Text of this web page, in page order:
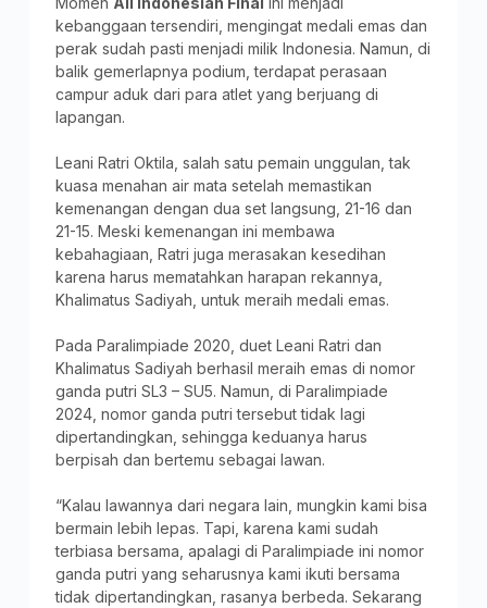
kebanggaan tersendiri, mengingat medali emas dan
perak sudah pasti menjadi milik Indonesia. Namun, di
balik gemerlapnya podium, terdapat perasaan
campur aduk dari para atlet yang berjuang di
lapangan.
Leani Ratri Oktila, salah satu pemain unggulan, tak
kuasa menahan air mata setelah memastikan
kemenangan dengan dua set langsung, 21-16 dan
21-15. Meski kemenangan ini membawa
kebahagiaan, Ratri juga merasakan kesedihan
karena harus mematahkan harapan rekannya,
Khalimatus Sadiyah, untuk meraih medali emas.
Pada Paralimpiade 2020, duet Leani Ratri dan
Khalimatus Sadiyah berhasil meraih emas di nomor
ganda putri SL3 – SU5. Namun, di Paralimpiade
2024, nomor ganda putri tersebut tidak lagi
dipertandingkan, sehingga keduanya harus
berpisah dan bertemu sebagai lawan.
“Kalau lawannya dari negara lain, mungkin kami bisa
bermain lebih lepas. Tapi, karena kami sudah
terbiasa bersama, apalagi di Paralimpiade ini nomor
ganda putri yang seharusnya kami ikuti bersama
tidak dipertandingkan, rasanya berbeda. Sekarang